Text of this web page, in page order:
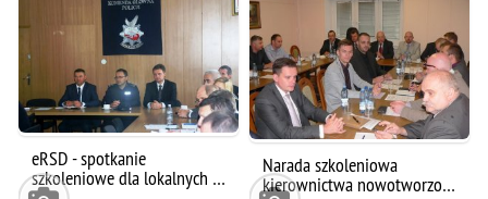
eRSD - spotkanie
szkoleniowe dla lokalnych …
Narada szkoleniowa
kierownictwa nowotworzo…